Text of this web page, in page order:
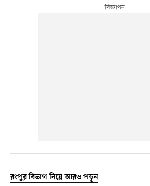
রংপুর বিভাগ নিয়ে আরও পড়ুন